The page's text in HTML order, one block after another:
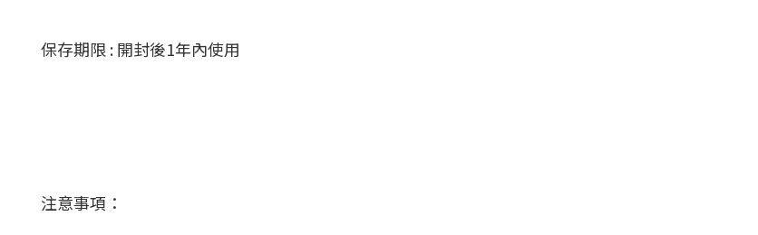
保存期限 : 開封後1年內使用
注意事項：